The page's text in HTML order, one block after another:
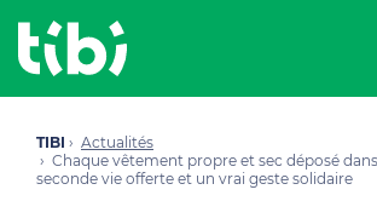
TIBI
Actualités
Chaque vêtement propre et sec déposé
seconde vie offerte et un vrai geste solidaire